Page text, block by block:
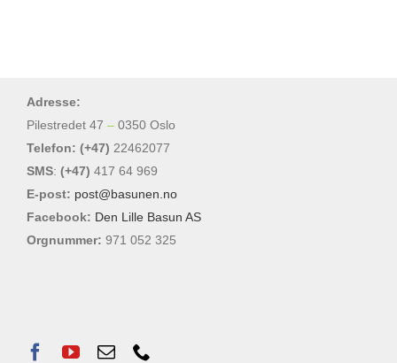
Adresse:
Pilestredet 47 – 0350 Oslo
Telefon: (+47) 22462077
SMS: (+47) 417 64 969
E-post: post@basunen.no
Facebook: Den Lille Basun AS
Orgnummer: 971 052 325